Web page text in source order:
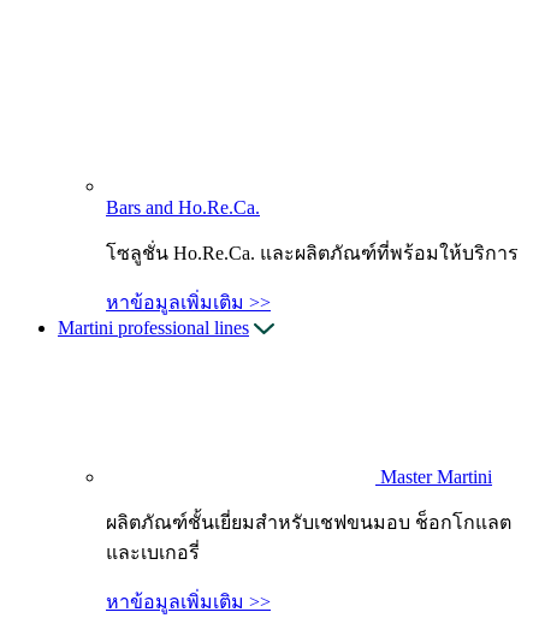
Bars and Ho.Re.Ca.
โซลูชั่น Ho.Re.Ca. และผลิตภัณฑ์ที่พร้อมให้บริการ
หาข้อมูลเพิ่มเติม >>
Martini professional lines
Master Martini
ผลิตภัณฑ์ชั้นเยี่ยมสำหรับเชฟขนมอบ ช็อกโกแลต
และเบเกอรี่
หาข้อมูลเพิ่มเติม >>